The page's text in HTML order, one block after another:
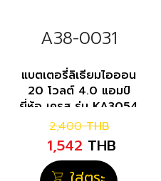
A38-0031
แบตเตอรี่ลิเธียมไอออน
20 โวลต์ 4.0 แอมป์
ยี่ห้อ เครส รุ่น KA3054
2,400 THB
1,542 THB
ใส่ตระ